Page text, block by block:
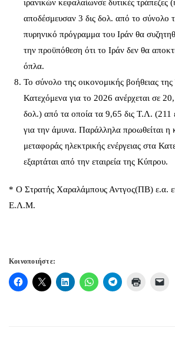
ιρανικών κεφαλαίωνσε δυτικές
αποδέσμευσαν 3 δις δολ. από το σύνολο
πυρηνικό πρόγραμμα του Ιράν θα
την προϋπόθεση ότι το Ιράν δεν θα
όπλα.
Το σύνολο της οικονομικής βοήθειας
Κατεχόμενα για το 2026 ανέρχεται σε
δολ.) από τα οποία τα 9,65 δις Τ.Λ. (211
για την άμυνα. Παράλληλα προωθείται η
μεταφοράς ηλεκτρικής ενέργειας στα
εξαρτάται από την εταιρεία της Κύπρου.
* Ο Στρατής Χαραλάμπους Αντγος(ΠΒ) ε.α.
Ε.Λ.Μ.
Κοινοποιήστε: